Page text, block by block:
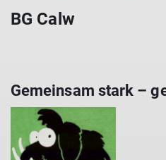
BG Calw
Gemeinsam stark –